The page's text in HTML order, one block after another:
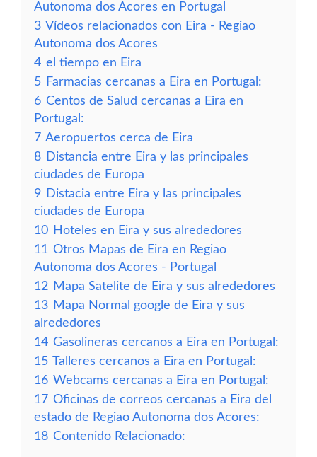
Autonoma dos Acores en Portugal
3 Vídeos relacionados con Eira - Regiao
Autonoma dos Acores
4 el tiempo en Eira
5 Farmacias cercanas a Eira en Portugal:
6 Centos de Salud cercanas a Eira en
Portugal:
7 Aeropuertos cerca de Eira
8 Distancia entre Eira y las principales
ciudades de Europa
9 Distacia entre Eira y las principales
ciudades de Europa
10 Hoteles en Eira y sus alrededores
11 Otros Mapas de Eira en Regiao
Autonoma dos Acores - Portugal
12 Mapa Satelite de Eira y sus alrededores
13 Mapa Normal google de Eira y sus
alrededores
14 Gasolineras cercanos a Eira en Portugal:
15 Talleres cercanos a Eira en Portugal:
16 Webcams cercanas a Eira en Portugal:
17 Oficinas de correos cercanas a Eira del
estado de Regiao Autonoma dos Acores:
18 Contenido Relacionado: